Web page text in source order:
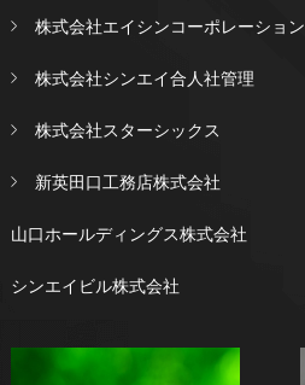
株式会社エイシンコーポレーション
株式会社シンエイ合人社管理
株式会社スターシックス
新英田口工務店株式会社
山口ホールディングス株式会社
シンエイビル株式会社